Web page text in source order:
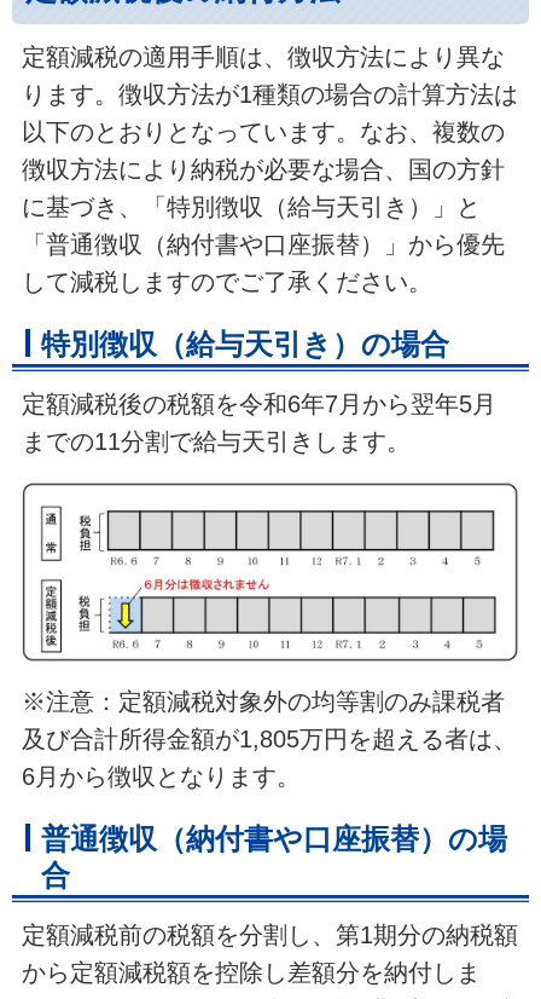
定額減税の適用手順は、徴収方法により異な
ります。徴収方法が1種類の場合の計算方法は
以下のとおりとなっています。なお、複数の
徴収方法により納税が必要な場合、国の方針
に基づき、「特別徴収（給与天引き）」と
「普通徴収（納付書や口座振替）」から優先
して減税しますのでご了承ください。
特別徴収（給与天引き）の場合
定額減税後の税額を令和6年7月から翌年5月
までの11分割で給与天引きします。
※注意：定額減税対象外の均等割のみ課税者
及び合計所得金額が1,805万円を超える者は、
6月から徴収となります。
普通徴収（納付書や口座振替）の場
合
定額減税前の税額を分割し、第1期分の納税額
から定額減税額を控除し差額分を納付しま